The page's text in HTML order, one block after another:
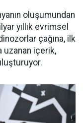
oluşumundan
yıllık evrimsel
çağına, ilk
uzanan içerik,